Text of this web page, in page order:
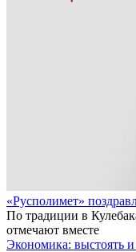
«Русполимет»
По традиции в
отмечают вместе
Экономика: выстоять